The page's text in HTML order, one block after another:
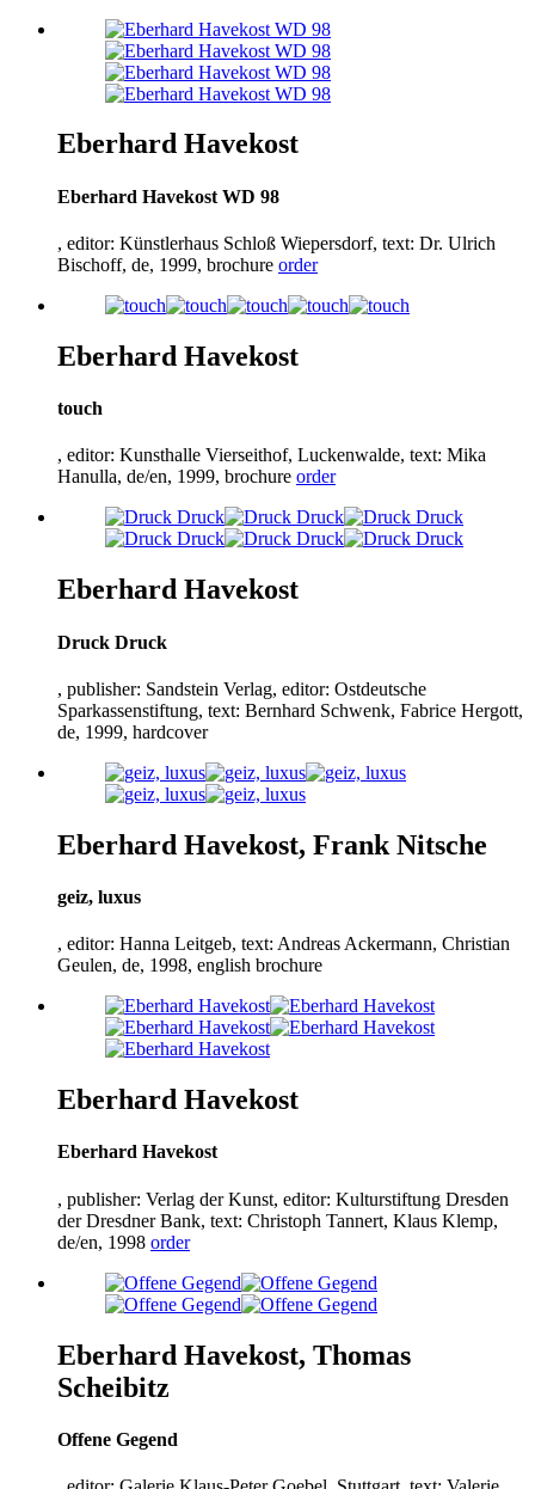
Eberhard Havekost
Eberhard Havekost WD 98
, editor: Künstlerhaus Schloß Wiepersdorf, text: Dr. Ulrich
Bischoff, de, 1999, brochure order
Eberhard Havekost
touch
, editor: Kunsthalle Vierseithof, Luckenwalde, text: Mika
Hanulla, de/en, 1999, brochure order
Eberhard Havekost
Druck Druck
, publisher: Sandstein Verlag, editor: Ostdeutsche
Sparkassenstiftung, text: Bernhard Schwenk, Fabrice Hergott,
de, 1999, hardcover
Eberhard Havekost, Frank Nitsche
geiz, luxus
, editor: Hanna Leitgeb, text: Andreas Ackermann, Christian
Geulen, de, 1998, english brochure
Eberhard Havekost
Eberhard Havekost
, publisher: Verlag der Kunst, editor: Kulturstiftung Dresden
der Dresdner Bank, text: Christoph Tannert, Klaus Klemp,
de/en, 1998 order
Eberhard Havekost, Thomas
Scheibitz
Offene Gegend